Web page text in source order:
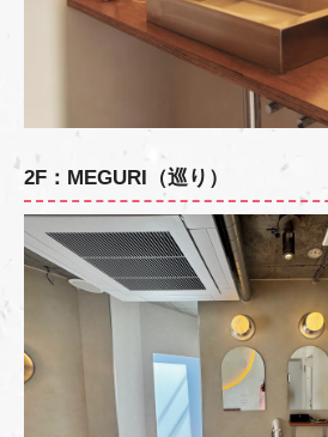
2F：MEGURI（巡り）